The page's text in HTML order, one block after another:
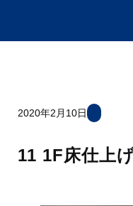
2020年2月10日
11 1F床仕上